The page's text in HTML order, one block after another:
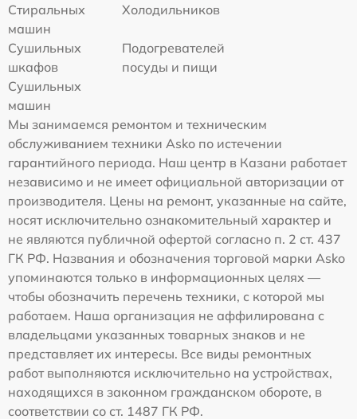
Стиральных
машин
Холодильников
Сушильных
шкафов
Подогревателей
посуды и пищи
Сушильных
машин
Мы занимаемся ремонтом и техническим
обслуживанием техники Asko по истечении
гарантийного периода. Наш центр в Казани работает
независимо и не имеет официальной авторизации от
производителя. Цены на ремонт, указанные на сайте,
носят исключительно ознакомительный характер и
не являются публичной офертой согласно п. 2 ст. 437
ГК РФ. Названия и обозначения торговой марки Asko
упоминаются только в информационных целях —
чтобы обозначить перечень техники, с которой мы
работаем. Наша организация не аффилирована с
владельцами указанных товарных знаков и не
представляет их интересы. Все виды ремонтных
работ выполняются исключительно на устройствах,
находящихся в законном гражданском обороте, в
соответствии со ст. 1487 ГК РФ.